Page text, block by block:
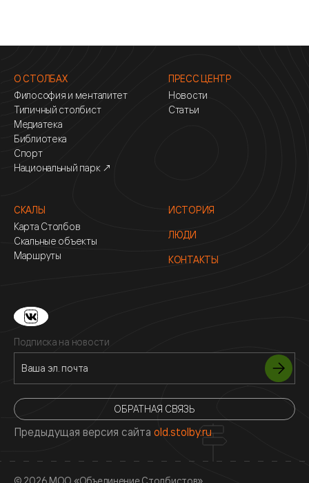
О СТОЛБАХ
Философия и менталитет
Типичный столбист
Медиатека
Библиотека
Спорт
Национальный парк ↗
ПРЕСС ЦЕНТР
Новости
Статьи
СКАЛЫ
Карта Столбов
Скальные объекты
Маршруты
ИСТОРИЯ
ЛЮДИ
КОНТАКТЫ
Подписка на новости
ОБРАТНАЯ СВЯЗЬ
Предыдущая версия сайта old.stolby.ru
© 2026 МОО «Объединение Столбистов»